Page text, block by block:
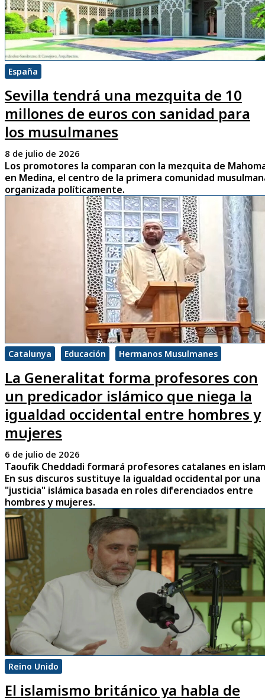
España
Sevilla tendrá una mezquita de 10
millones de euros con sanidad para
los musulmanes
8 de julio de 2026
Los promotores la comparan con la mezquita de
en Medina, el centro de la primera comunidad
organizada políticamente.
Catalunya Educación Hermanos Musulmanes
La Generalitat forma profesores con
un predicador islámico que niega la
igualdad occidental entre hombres y
mujeres
6 de julio de 2026
Taoufik Cheddadi formará profesores catalanes en
En sus discuros sustituye la igualdad occidental por una
"justicia" islámica basada en roles diferenciados entre
hombres y mujeres.
Reino Unido
El islamismo británico ya habla de